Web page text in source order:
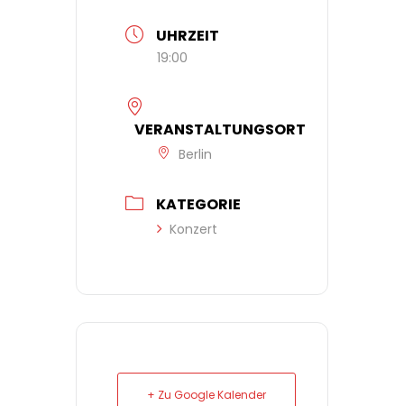
UHRZEIT
19:00
VERANSTALTUNGSORT
Berlin
KATEGORIE
Konzert
+ Zu Google Kalender